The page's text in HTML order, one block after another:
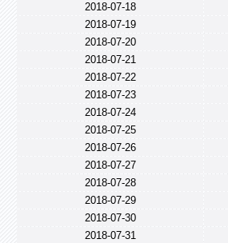
2018-07-18
2018-07-19
2018-07-20
2018-07-21
2018-07-22
2018-07-23
2018-07-24
2018-07-25
2018-07-26
2018-07-27
2018-07-28
2018-07-29
2018-07-30
2018-07-31